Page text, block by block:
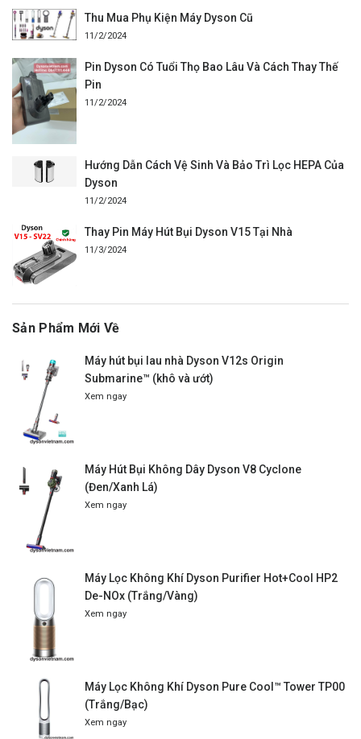
Thu Mua Phụ Kiện Máy Dyson Cũ
11/2/2024
Pin Dyson Có Tuổi Thọ Bao Lâu Và Cách Thay Thế
Pin
11/2/2024
Hướng Dẫn Cách Vệ Sinh Và Bảo Trì Lọc HEPA Của
Dyson
11/2/2024
Thay Pin Máy Hút Bụi Dyson V15 Tại Nhà
11/3/2024
Sản Phẩm Mới Về
Máy hút bụi lau nhà Dyson V12s Origin
Submarine™ (khô và ướt)
Xem ngay
Máy Hút Bụi Không Dây Dyson V8 Cyclone
(Đen/Xanh Lá)
Xem ngay
Máy Lọc Không Khí Dyson Purifier Hot+Cool HP2
De-NOx (Trắng/Vàng)
Xem ngay
Máy Lọc Không Khí Dyson Pure Cool™ Tower TP00
(Trắng/Bạc)
Xem ngay